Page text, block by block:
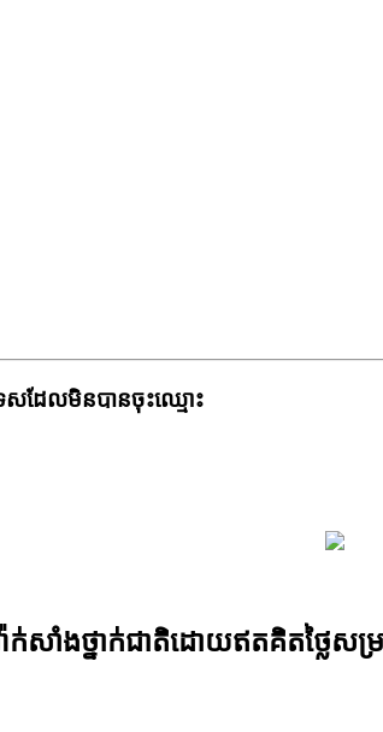
េសដែលមិនបានចុះឈ្មោះ
ាក់សាំងថ្នាក់ជាតិដោយឥតគិតថ្លៃស